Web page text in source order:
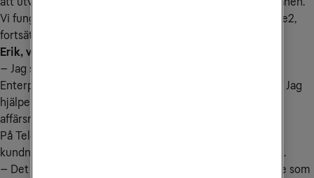
Vi fungerar helt enkelt som kundens ambassadör mot Tele2,
fortsätter Julia Melin.
Erik, vad gör du i din roll som säljspecialist?
– Jag stöttar säljorganisationen med expertis inom Cisco
Enterprise Agreement, mjukvaror och Customer Success. Jag
hjälper även till med presentationsmaterial och att hitta
affärsmöjligheter.
På Tele2 Företag lägger vi stort fokus på att öka
kundnöjdheten, något som också har gett tydliga resultat.
– Det känns roligt att jobba med ett så prioriterat område som